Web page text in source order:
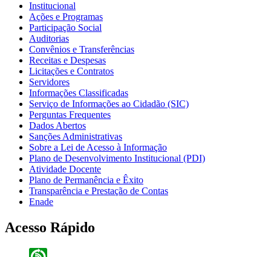
Institucional
Ações e Programas
Participação Social
Auditorias
Convênios e Transferências
Receitas e Despesas
Licitações e Contratos
Servidores
Informações Classificadas
Serviço de Informações ao Cidadão (SIC)
Perguntas Frequentes
Dados Abertos
Sanções Administrativas
Sobre a Lei de Acesso à Informação
Plano de Desenvolvimento Institucional (PDI)
Atividade Docente
Plano de Permanência e Êxito
Transparência e Prestação de Contas
Enade
Acesso Rápido